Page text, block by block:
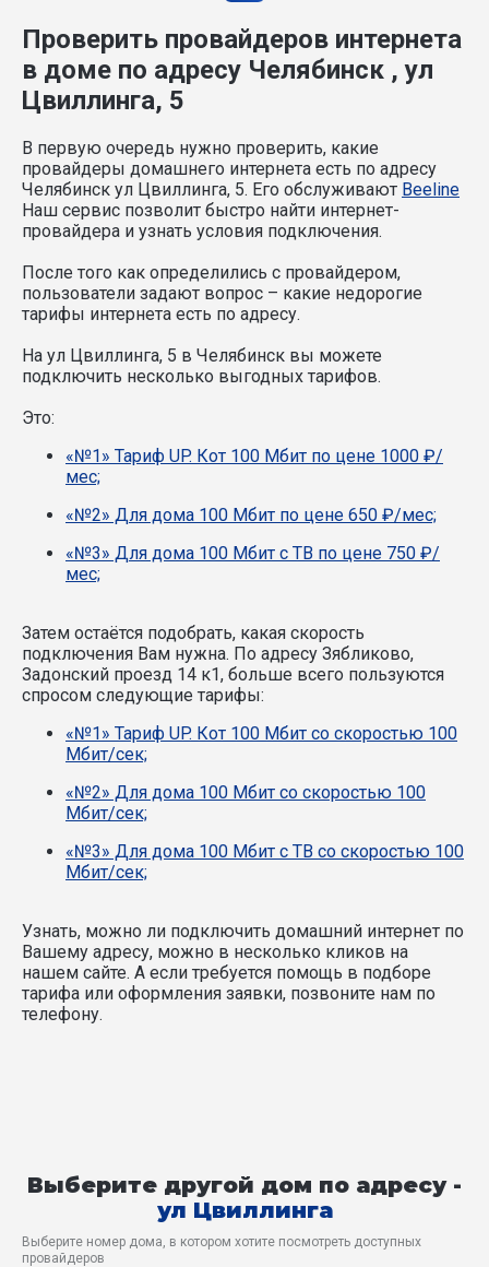
Проверить провайдеров интернета
в доме по адресу Челябинск , ул
Цвиллинга, 5
В первую очередь нужно проверить, какие
провайдеры домашнего интернета есть по адресу
Челябинск ул Цвиллинга, 5. Его обслуживают Beeline
Наш сервис позволит быстро найти интернет-
провайдера и узнать условия подключения.
После того как определились с провайдером,
пользователи задают вопрос – какие недорогие
тарифы интернета есть по адресу.
На ул Цвиллинга, 5 в Челябинск вы можете
подключить несколько выгодных тарифов.
Это:
«№1» Тариф UP. Кот 100 Мбит по цене 1000 ₽/
мес;
«№2» Для дома 100 Мбит по цене 650 ₽/мес;
«№3» Для дома 100 Мбит с ТВ по цене 750 ₽/
мес;
Затем остаётся подобрать, какая скорость
подключения Вам нужна. По адресу Зябликово,
Задонский проезд 14 к1, больше всего пользуются
спросом следующие тарифы:
«№1» Тариф UP. Кот 100 Мбит со скоростью 100
Мбит/сек;
«№2» Для дома 100 Мбит со скоростью 100
Мбит/сек;
«№3» Для дома 100 Мбит с ТВ со скоростью 100
Мбит/сек;
Узнать, можно ли подключить домашний интернет по
Вашему адресу, можно в несколько кликов на
нашем сайте. А если требуется помощь в подборе
тарифа или оформления заявки, позвоните нам по
телефону.
Выберите другой дом по адресу -
ул Цвиллинга
Выберите номер дома, в котором хотите посмотреть доступных
провайдеров